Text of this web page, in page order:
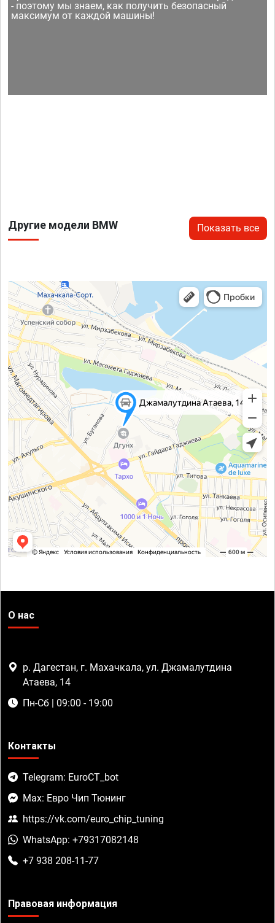
- поэтому мы знаем, как получить безопасный
максимум от каждой машины!
Другие модели BMW Показать все
О нас
р. Дагестан, г. Махачкала, ул. Джамалутдина
Атаева, 14
Пн-Сб | 09:00 - 19:00
Контакты
Telegram: EuroCT_bot
Max: Евро Чип Тюнинг
https://vk.com/euro_chip_tuning
WhatsApp: +79317082148
+7 938 208-11-77
Правовая информация